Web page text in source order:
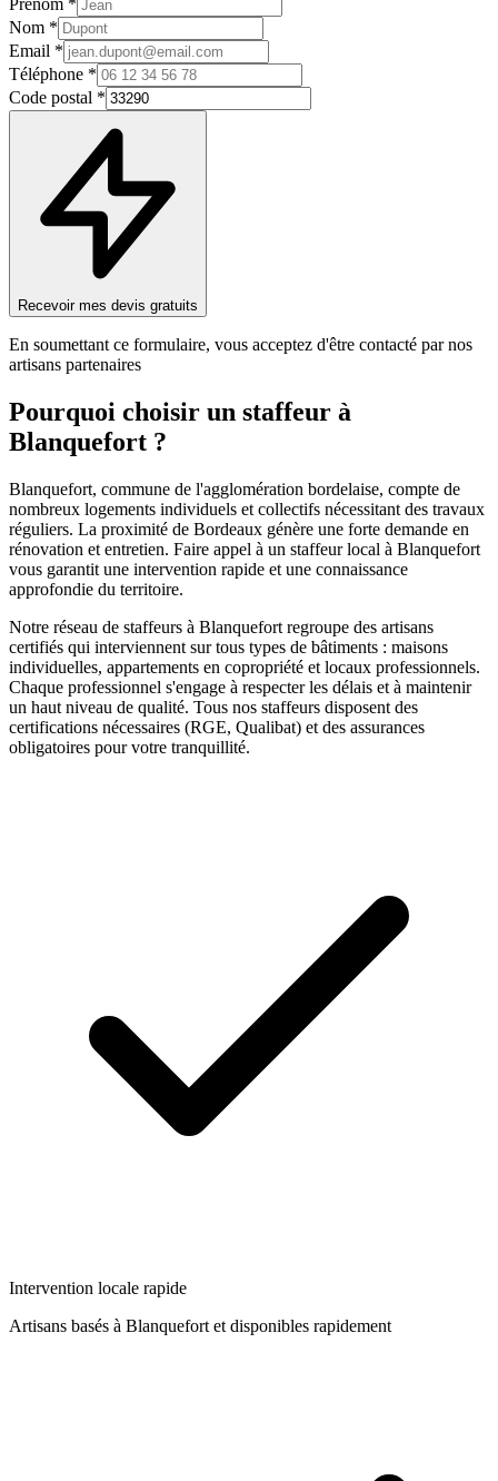
Prénom *
Nom *
Email *
Téléphone *
Code postal *
Recevoir mes devis gratuits
En soumettant ce formulaire, vous acceptez d'être contacté par nos
artisans partenaires
Pourquoi choisir un staffeur à
Blanquefort ?
Blanquefort, commune de l'agglomération bordelaise, compte de
nombreux logements individuels et collectifs nécessitant des travaux
réguliers. La proximité de Bordeaux génère une forte demande en
rénovation et entretien. Faire appel à un staffeurlocal à Blanquefort
vous garantit une intervention rapide et une connaissance
approfondie du territoire.
Notre réseau de staffeurs à Blanquefort regroupe des artisans
certifiés qui interviennent sur tous types de bâtiments : maisons
individuelles, appartements en copropriété et locaux professionnels.
Chaque professionnel s'engage à respecter les délais et à maintenir
un haut niveau de qualité. Tous nos staffeurs disposent des
certifications nécessaires (RGE, Qualibat) et des assurances
obligatoires pour votre tranquillité.
Intervention locale rapide
Artisans basés à Blanquefort et disponibles rapidement